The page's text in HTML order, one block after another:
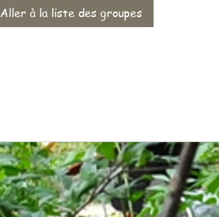
Aller à la liste des groupes